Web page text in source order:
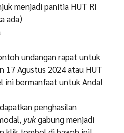
menjadi panitia HUT RI
ada)
undangan rapat untuk
17 Agustus 2024 atau HUT
ini bermanfaat untuk Anda!
penghasilan
yukgabung menjadi